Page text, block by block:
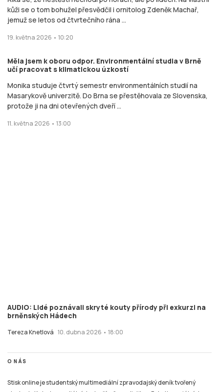
kůži se o tom bohužel přesvědčil i ornitolog Zdeněk Machař,
jemuž se letos od čtvrtečního rána ...
19. května 2026 • 10:20
Měla jsem k oboru odpor. Environmentální studia v Brně
učí pracovat s klimatickou úzkostí
Monika studuje čtvrtý semestr environmentálních studií na
Masarykově univerzitě. Do Brna se přestěhovala ze Slovenska,
protože ji na dni otevřených dveří ...
11. května 2026 • 13:00
AUDIO: Lidé poznávali skryté kouty přírody při exkurzi na
brněnských Hádech
Tereza Knetlová 10. dubna 2026 • 18:00
O NÁS
Stisk online je studentský multimediální zpravodajský deník tvořený